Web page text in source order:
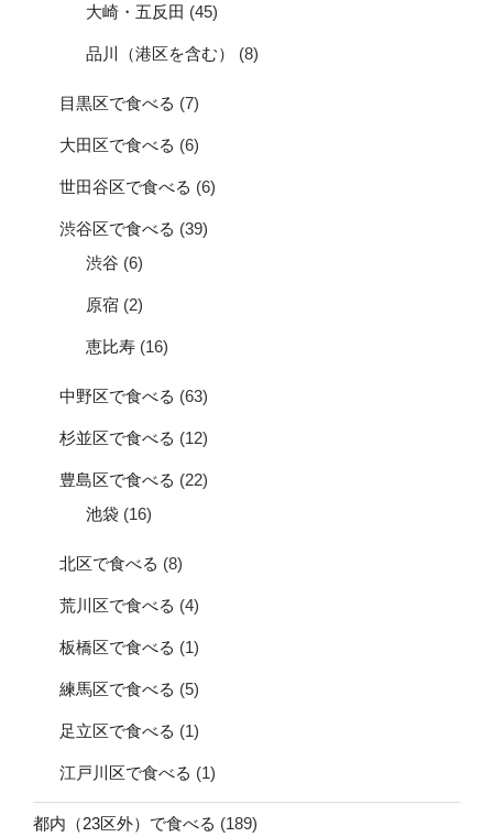
大崎・五反田 (45)
品川（港区を含む） (8)
目黒区で食べる (7)
大田区で食べる (6)
世田谷区で食べる (6)
渋谷区で食べる (39)
渋谷 (6)
原宿 (2)
恵比寿 (16)
中野区で食べる (63)
杉並区で食べる (12)
豊島区で食べる (22)
池袋 (16)
北区で食べる (8)
荒川区で食べる (4)
板橋区で食べる (1)
練馬区で食べる (5)
足立区で食べる (1)
江戸川区で食べる (1)
都内（23区外）で食べる (189)